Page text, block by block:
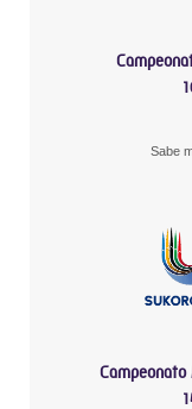
Sabe
Campeonato